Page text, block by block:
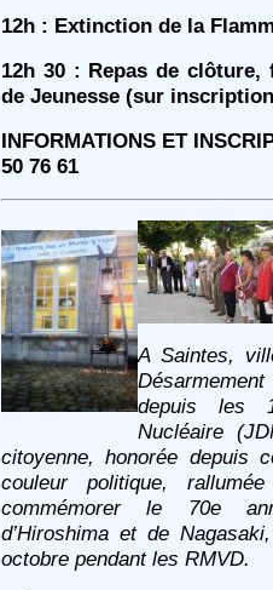
12h : Extinction de la
12h 30 : Repas de
de Jeunesse (sur
INFORMATIONS ET
50 76 61
A Saintes,
depuis les
Nucléaire
citoyenne, honorée depuis
couleur politique,
commémorer le 70e
d’Hiroshima et de
octobre pendant les RMVD.